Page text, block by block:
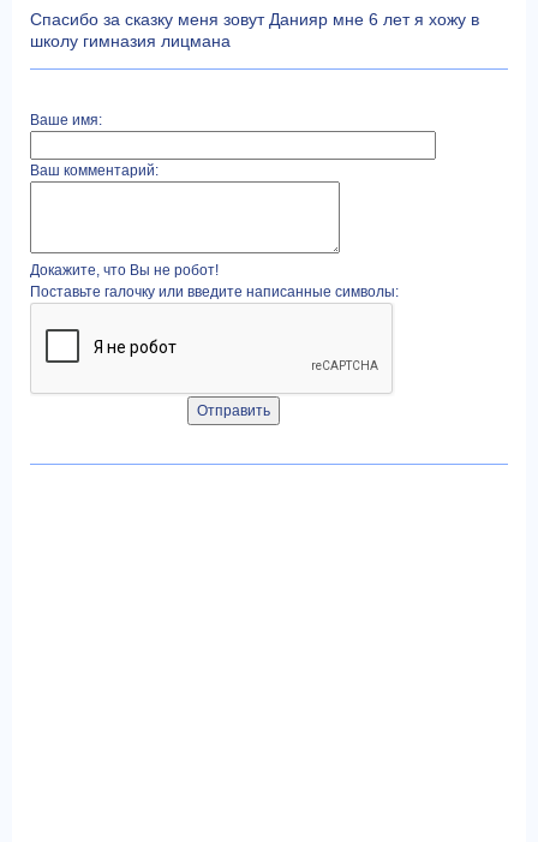
Спасибо за сказку меня зовут Данияр мне 6 лет я хожу в
школу гимназия лицмана
Ваше имя:
Ваш комментарий:
Докажите, что Вы не робот!
Поставьте галочку или введите написанные символы: